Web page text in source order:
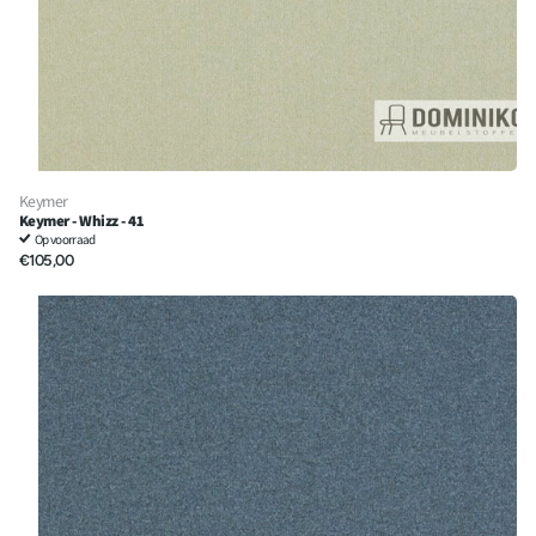
Keymer
Keymer - Whizz - 41
Op voorraad
€105,00